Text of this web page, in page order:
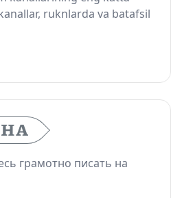
ruknlarda va batafsil
грамотно писать на